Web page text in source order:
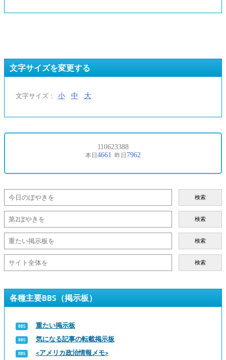
文字サイズを変更する
文字サイズ： 小 中 大
検索
検索
検索
検索
各種主要BBS（掲示板）
重たい掲示板
気になる記事の転載掲示板
<アメリカ政治情報メモ>